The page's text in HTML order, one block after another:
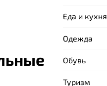
Еда и кухня
Одежда
Обувь
Туризм